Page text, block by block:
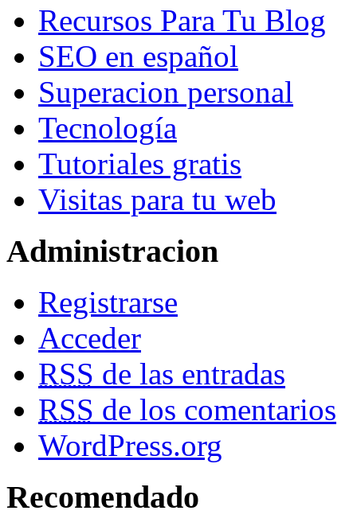
Recursos Para Tu Blog
SEO en español
Superacion personal
Tecnología
Tutoriales gratis
Visitas para tu web
Administracion
Registrarse
Acceder
RSS de las entradas
RSS de los comentarios
WordPress.org
Recomendado